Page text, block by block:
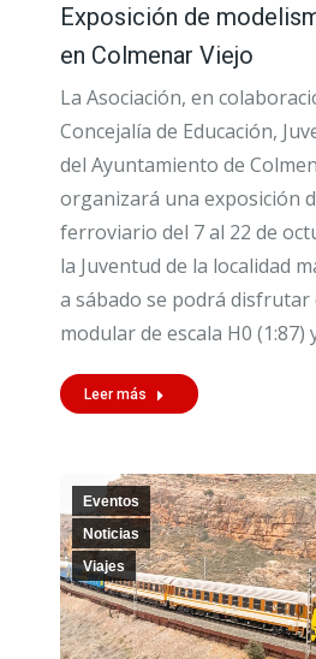
Exposición de
en Colmenar Viejo
La Asociación, en
Concejalía de Educación,
del Ayuntamiento de
organizará una exposición
ferroviario del 7 al 22 de
la Juventud de la localidad
a sábado se podrá disfrutar
modular de escala H0 (1:87)
Leer más
Eventos
Noticias
Viajes